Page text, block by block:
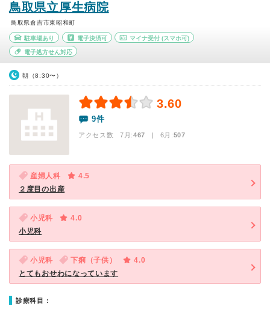
鳥取県立厚生病院
鳥取県倉吉市東昭和町
駐車場あり 電子決済可 マイナ受付 (スマホ可)
電子処方せん対応
朝（8:30〜）
3.60
9件
アクセス数 7月:467 | 6月:507
産婦人科
4.5
２度目の出産
小児科
4.0
小児科
小児科 下痢（子供）
4.0
とてもおせわになっています
診療科目：